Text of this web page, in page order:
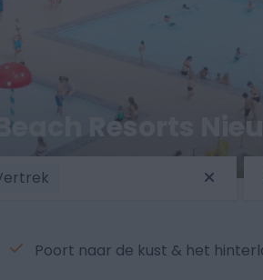
Resorts
Poort naar de kust & het